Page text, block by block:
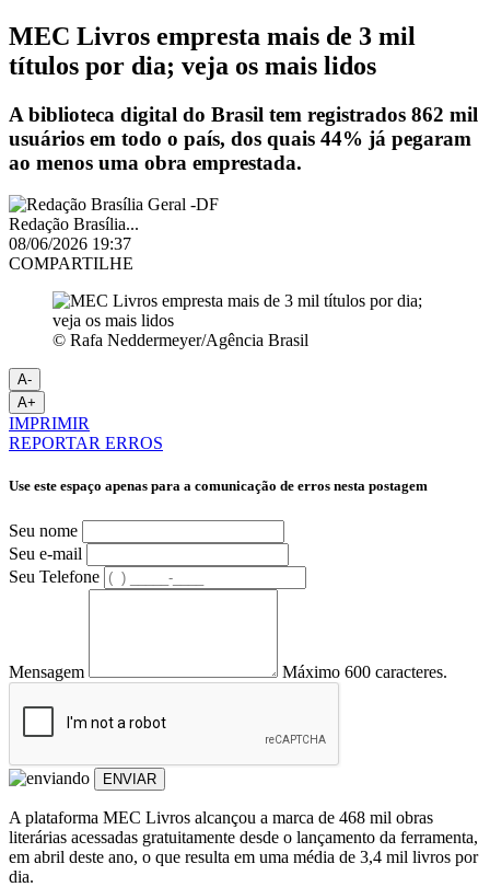
MEC Livros empresta mais de 3 mil
títulos por dia; veja os mais lidos
A biblioteca digital do Brasil tem registrados 862 mil
usuários em todo o país, dos quais 44% já pegaram
ao menos uma obra emprestada.
Redação Brasília...
08/06/2026 19:37
COMPARTILHE
© Rafa Neddermeyer/Agência Brasil
A-
A+
IMPRIMIR
REPORTAR ERROS
Use este espaço apenas para a comunicação de erros nesta postagem
Seu nome
Seu e-mail
Seu Telefone
Mensagem Máximo 600 caracteres.
ENVIAR
A plataforma MEC Livros alcançou a marca de 468 mil obras
literárias acessadas gratuitamente desde o lançamento da ferramenta,
em abril deste ano, o que resulta em uma média de 3,4 mil livros por
dia.